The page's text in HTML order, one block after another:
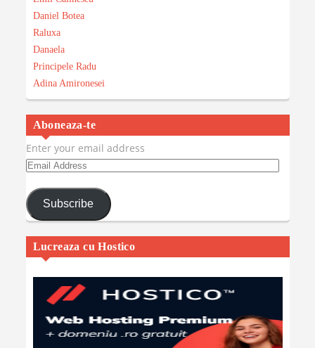
Daniel Botea
Raluxa
Danaela
Principele Radu
Adina Amironesei
Aboneaza-te
Enter your email address
Email
Subscribe
Lucreaza cu Hostico